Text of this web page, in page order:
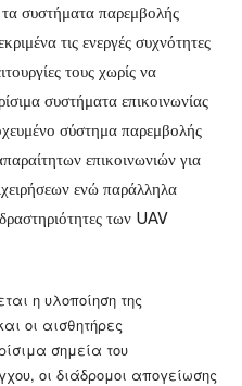
τα συστήματα παρεμβολής
τις ενεργές συχνότητες
τους χωρίς να
συστήματα επικοινωνίας
σύστημα παρεμβολής
επικοινωνιών για
ενώ παράλληλα
των UAV
η υλοποίηση της
οι αισθητήρες
σημεία του
οι διάδρομοι απογείωσης